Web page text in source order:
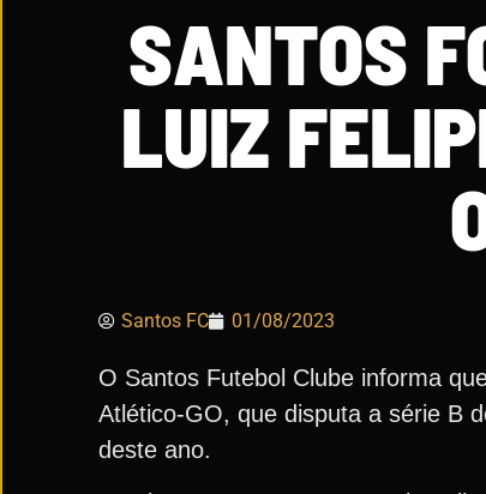
SANTOS
LUIZ
Santos FC 01/08/2023
O Santos Futebol Clube informa
Atlético-GO, que disputa a série B
deste ano.